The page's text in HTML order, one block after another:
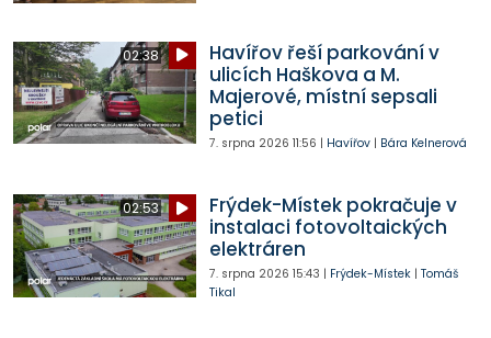
02:38
Havířov řeší parkování v
ulicích Haškova a M.
Majerové, místní sepsali
petici
7. srpna 2026 11:56 | Havířov| Bára Kelnerová
02:53
Frýdek-Místek pokračuje v
instalaci fotovoltaických
elektráren
7. srpna 2026 15:43 | Frýdek-Místek| Tomáš
Tikal